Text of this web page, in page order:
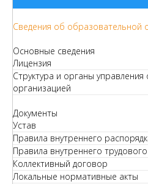
Сведения об образовательной
Основные сведения
Лицензия
Структура и органы
организацией
Документы
Устав
Правила внутреннего
Правила внутреннего
Коллективный договор
Локальные нормативные акты